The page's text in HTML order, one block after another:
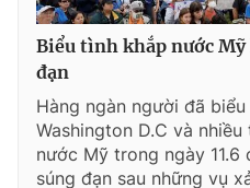
Biểu tình khắp nước
đạn
Hàng ngàn người đã
Washington D.C và
nước Mỹ trong ngày
súng đạn sau những vụ